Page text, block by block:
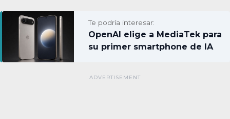
Te podría interesar:
OpenAI elige a MediaTek para
su primer smartphone de IA